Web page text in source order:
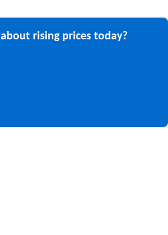
rising prices today?